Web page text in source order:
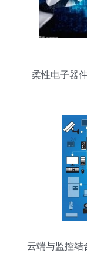
柔性电子器
云端与监控结